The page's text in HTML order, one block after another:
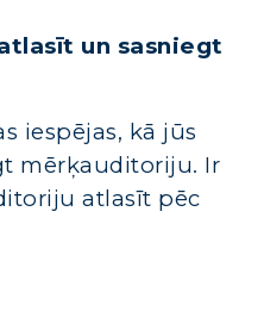
un sasniegt
iespējas, kā jūs
mērķauditoriju. Ir
atlasīt pēc